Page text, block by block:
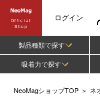
Official
Shop
ログイン
製品種類で探す
吸着力で探す
NeoMagショップTOP ＞ ネ